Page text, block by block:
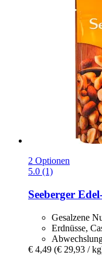
2 Optionen
5.0 (1)
Seeberger
Gesalzene
Erdnüsse,
€ 4,49 (€ 29,93 /